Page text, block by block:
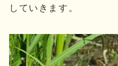
していきます。